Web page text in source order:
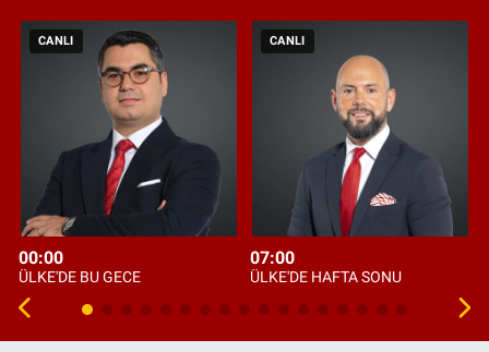
CANLI
00:00
ÜLKE'DE BU GECE
CANLI
07:00
ÜLKE'DE HAFTA SONU